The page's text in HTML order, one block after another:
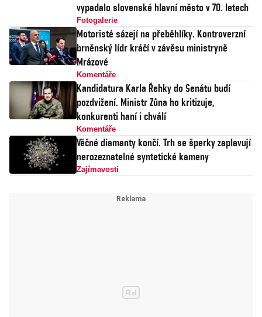
vypadalo slovenské hlavní město v 70. letech
Fotogalerie
Motoristé sázejí na přeběhlíky. Kontroverzní
brněnský lídr kráčí v závěsu ministryně
Mrázové
Komentáře
Kandidatura Karla Řehky do Senátu budí
pozdvižení. Ministr Zůna ho kritizuje,
konkurenti haní i chválí
Komentáře
Věčné diamanty končí. Trh se šperky zaplavují
nerozeznatelné syntetické kameny
Zajímavosti